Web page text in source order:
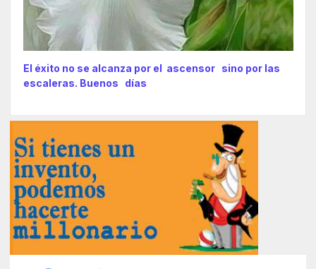
El éxito no se alcanza por el ascensor sino por las
escaleras. Buenos días